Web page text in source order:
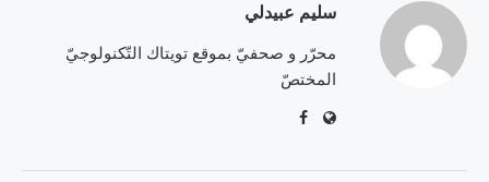
سليم عبيدلي
محرّر و صحفيّ بموقع تويتاك التّكنولوجيّ
المختصّ